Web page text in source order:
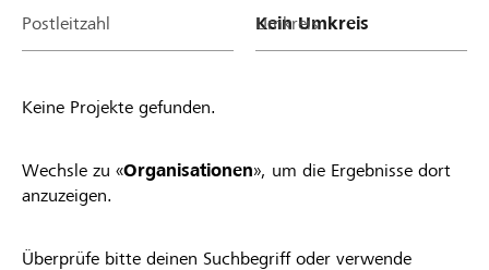
Postleitzahl Umkreis
Keine Projekte gefunden.
Wechsle zu «Organisationen», um die Ergebnisse dort
anzuzeigen.
Überprüfe bitte deinen Suchbegriff oder verwende